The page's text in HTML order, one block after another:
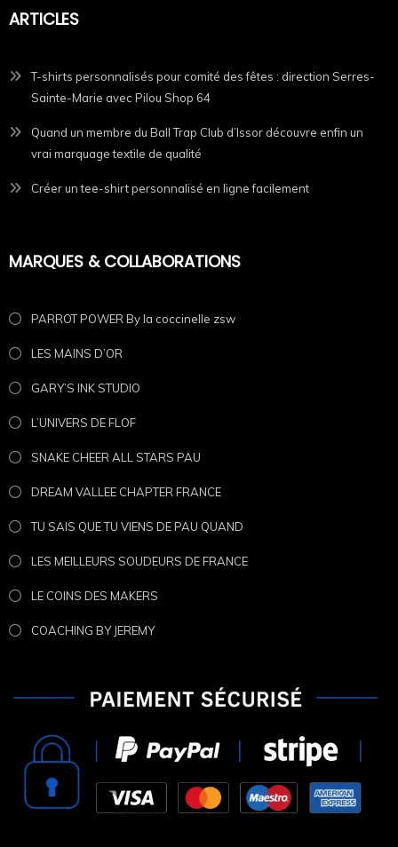
ARTICLES
T-shirts personnalisés pour comité des fêtes : direction Serres-
Sainte-Marie avec Pilou Shop 64
Quand un membre du Ball Trap Club d’Issor découvre enfin un
vrai marquage textile de qualité
Créer un tee-shirt personnalisé en ligne facilement
MARQUES & COLLABORATIONS
PARROT POWER By la coccinelle zsw
LES MAINS D’OR
GARY’S INK STUDIO
L’UNIVERS DE FLOF
SNAKE CHEER ALL STARS PAU
DREAM VALLEE CHAPTER FRANCE
TU SAIS QUE TU VIENS DE PAU QUAND
LES MEILLEURS SOUDEURS DE FRANCE
LE COINS DES MAKERS
COACHING BY JEREMY